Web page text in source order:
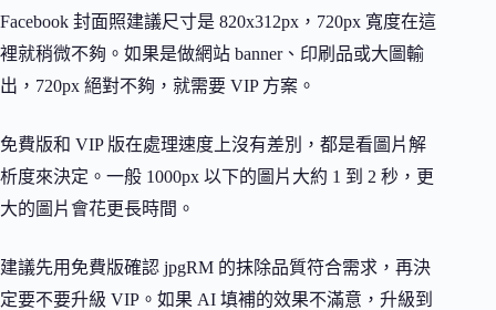
Facebook 封面照建議尺寸是 820x312px，720px 寬度在這
裡就稍微不夠。如果是做網站 banner、印刷品或大圖輸
出，720px 絕對不夠，就需要 VIP 方案。
免費版和 VIP 版在處理速度上沒有差別，都是看圖片解
析度來決定。一般 1000px 以下的圖片大約 1 到 2 秒，更
大的圖片會花更長時間。
建議先用免費版確認 jpgRM 的抹除品質符合需求，再決
定要不要升級 VIP。如果 AI 填補的效果不滿意，升級到